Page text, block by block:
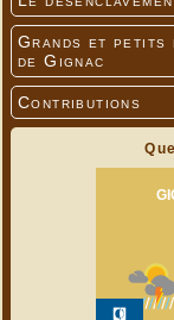
Grands et petits
de Gignac
Contributions